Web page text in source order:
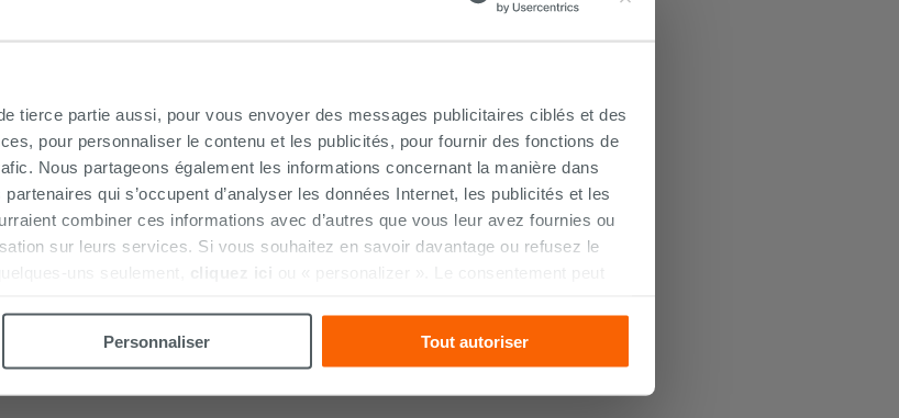
tierce partie aussi, pour vous envoyer des messages publicitaires ciblés et des
pour personnaliser le contenu et les publicités, pour fournir des fonctions de
Nous partageons également les informations concernant la manière dans
qui s’occupent d’analyser les données Internet, les publicités et les
combiner ces informations avec d’autres que vous leur avez fournies ou
sur leurs services. Si vous souhaitez en savoir davantage ou refusez le
uns seulement,
cliquez ici ou « personalizer ». Le consentement peut
Personnaliser
Tout autoriser